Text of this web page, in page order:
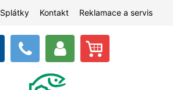
Splátky Kontakt Reklamace a servis